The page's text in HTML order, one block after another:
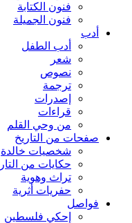
فنون الكتابة
فنون الجميلة
أدب
أدب الطفل
شعر
نصوص
ترجمة
إصدرات
قراءات
من وحي القلم
صفحات من التاريخ
شخصيات خالدة
حكايات من
تراث وهوية
حفريات أثرية
فواصل
إحكي فلسطين